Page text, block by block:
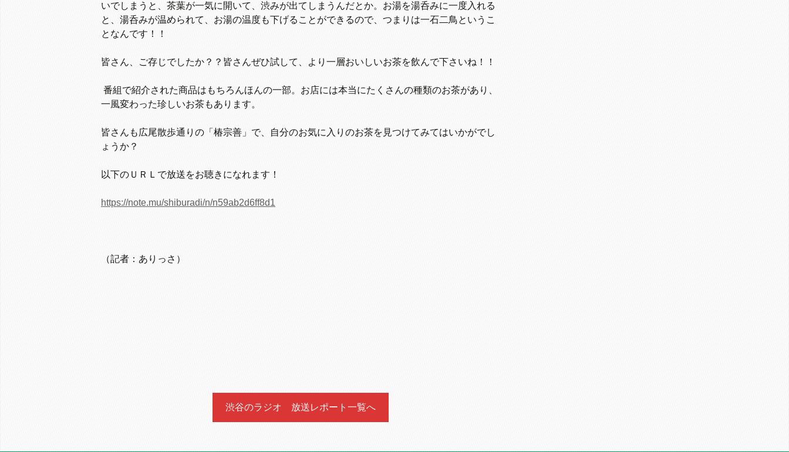
いでしまうと、茶葉が一気に開いて、渋みが出てしまうんだとか。お湯を湯呑みに一度入れる
と、湯呑みが温められて、お湯の温度も下げることができるので、つまりは一石二鳥というこ
となんです！！
皆さん、ご存じでしたか？？皆さんぜひ試して、より一層おいしいお茶を飲んで下さいね！！
番組で紹介された商品はもちろんほんの一部。お店には本当にたくさんの種類のお茶があり、
一風変わった珍しいお茶もあります。
皆さんも広尾散歩通りの「椿宗善」で、自分のお気に入りのお茶を見つけてみてはいかがでし
ょうか？
以下のＵＲＬで放送をお聴きになれます！
https://note.mu/shiburadi/n/n59ab2d6ff8d1
（記者：ありっさ）
渋谷のラジオ 放送レポート一覧へ